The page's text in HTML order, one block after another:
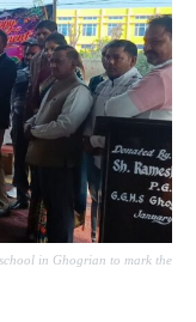
in Ghogrian to mark the